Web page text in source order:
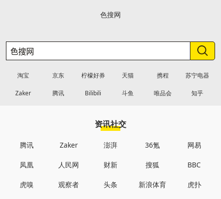
色搜网
淘宝 京东 柠檬好券 天猫 携程 苏宁电器
Zaker 腾讯 Bilibili 斗鱼 唯品会 知乎
资讯社交
腾讯 Zaker 澎湃 36氪 网易
凤凰 人民网 财新 搜狐 BBC
虎嗅 观察者 头条 新浪体育 虎扑